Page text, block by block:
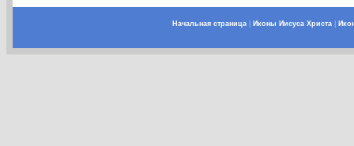
Начальная страница| Иконы Иисуса Христа|